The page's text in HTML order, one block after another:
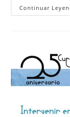
Continuar